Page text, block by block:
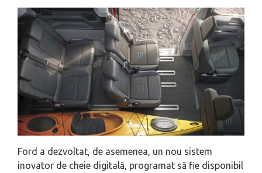
Ford a dezvoltat, de asemenea, un nou sistem
inovator de cheie digitală, programat să fie disponibil